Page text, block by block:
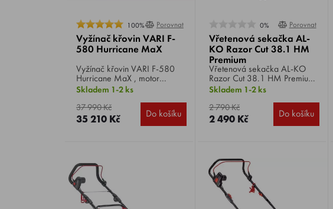
100% Porovnat
Vyžínač křovin VARI F-
580 Hurricane MaX
Vyžínač křovin VARI F-580
Hurricane MaX , motor
HONDA GCVx200, výkon
cm, kola 8", hmotnost 57 kg.
Skladem 1-2 ks
37 990 Kč
35 210 Kč Do košíku
0% Porovnat
Vřetenová sekačka AL-
KO Razor Cut 38.1 HM
Premium
Vřetenová sekačka AL-KO
Razor Cut 38.1 HM Premium
, záběr 38 cm, 4 polohy
vřeteno 128 mm, kola 220
mm - plast, hmotnost 8,9 kg.
Skladem 1-2 ks
2 790 Kč
2 490 Kč Do košíku